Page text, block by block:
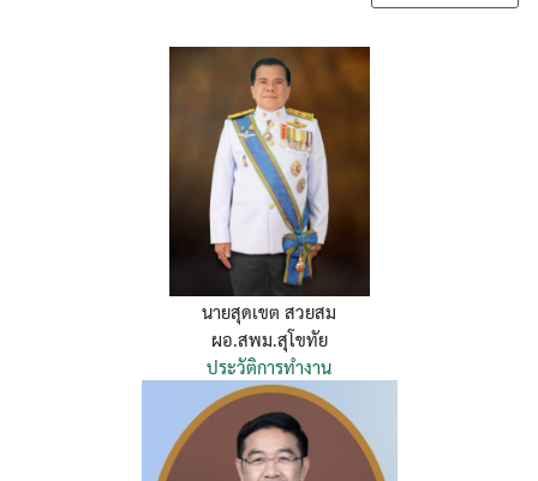
นายสุดเขต สวยสม
ผอ.สพม.สุโขทัย
ประวัติการทำงาน